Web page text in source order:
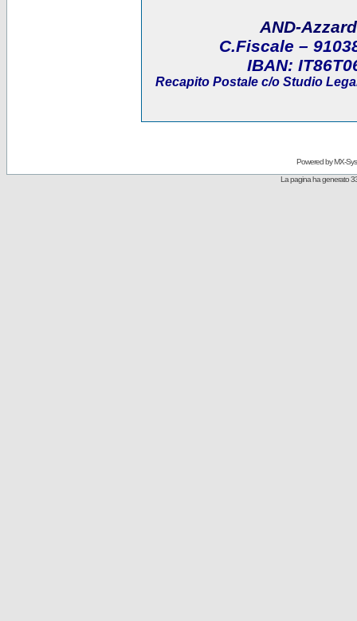
AND-
C.Fiscale –
IBAN:
Recapito Postale c/o Studio
Powered byMX-
La pagina ha generato